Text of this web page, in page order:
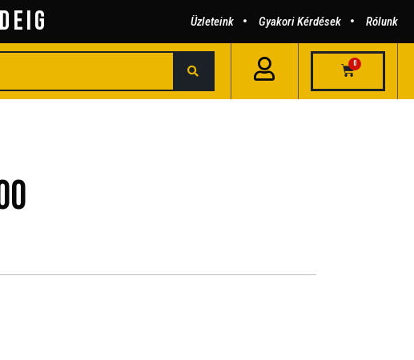
Üzleteink Gyakori Kérdések Rólunk
0